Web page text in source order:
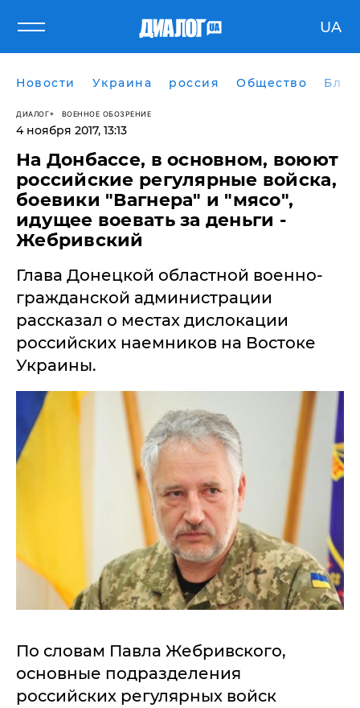
UA
Новости Украина россия Общество
ДИАЛОГ ВОЕННОЕ ОБОЗРЕНИЕ
4 ноября 2017, 13:13
На Донбассе, в основном, воюют
российские регулярные войска,
боевики "Вагнера" и "мясо",
идущее воевать за деньги -
Жебривский
Глава Донецкой областной военно-
гражданской администрации
рассказал о местах дислокации
российских наемников на Востоке
Украины.
По словам Павла Жебривского,
основные подразделения
российских регулярных войск